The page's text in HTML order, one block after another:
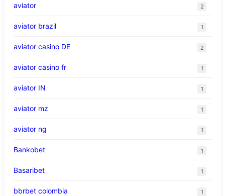
aviator 2
aviator brazil 1
aviator casino DE 2
aviator casino fr 1
aviator IN 1
aviator mz 1
aviator ng 1
Bankobet 1
Basaribet 1
bbrbet colombia 1